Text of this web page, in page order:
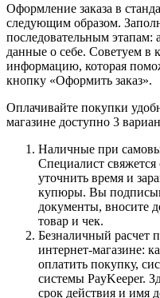
Оформление заказа в
следующим образом.
последовательным этапам:
данные о себе. Советуем в
информацию, которая
кнопку «Оформить заказ».
Оплачивайте покупки
магазине доступно 3
Наличные при
Специалист
уточнить время и
купюры. Вы
документы, вносите
товар и чек.
Безналичный расчет
интернет-магазине:
оплатить покупку,
системы PayKeeper.
срок действия и имя